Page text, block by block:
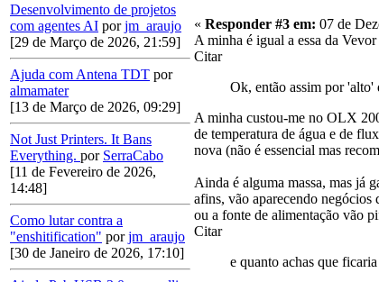
Desenvolvimento de projetos
com agentes AI porjm_araujo
[29 de Março de 2026, 21:59]
Ajuda com Antena TDT por
almamater
[13 de Março de 2026, 09:29]
Not Just Printers. It Bans
Everything. por SerraCabo
[11 de Fevereiro de 2026,
14:48]
Como lutar contra a
"enshitification" porjm_araujo
[30 de Janeiro de 2026, 17:10]
« Responder #3 em: 07 de
A minha é igual a essa da
Citar
Ok, então assim por 'alto'
A minha custou-me no OLX
de temperatura de água e de
nova (não é essencial mas
Ainda é alguma massa, mas já
afins, vão aparecendo negócios
ou a fonte de alimentação vão
Citar
e quanto achas que